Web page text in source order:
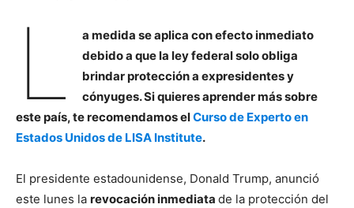
L
a medida se aplica con efecto inmediato
debido a que la ley federal solo obliga
brindar protección a expresidentes y
cónyuges. Si quieres aprender más sobre
este país, te recomendamos elCurso de Experto en
Estados Unidos de LISA Institute.
El presidente estadounidense, Donald Trump, anunció
este lunes la revocación inmediata de la protección del